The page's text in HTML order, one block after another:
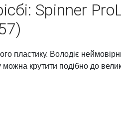
Spinner
пластику. Володіє
крутити подібно до